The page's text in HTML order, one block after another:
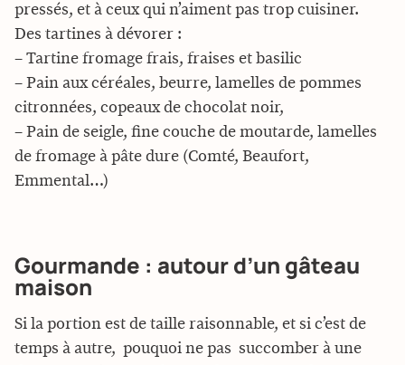
pressés, et à ceux qui n’aiment pas trop cuisiner.
Des tartines à dévorer :
– Tartine fromage frais, fraises et basilic
– Pain aux céréales, beurre, lamelles de pommes
citronnées, copeaux de chocolat noir,
– Pain de seigle, fine couche de moutarde, lamelles
de fromage à pâte dure (Comté, Beaufort,
Emmental…)
Gourmande : autour d’un gâteau
maison
Si la portion est de taille raisonnable, et si c’est de
temps à autre, pouquoi ne pas succomber à une